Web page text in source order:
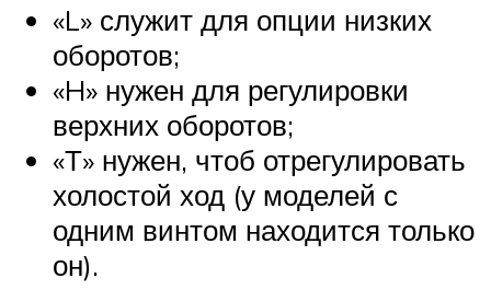
«L» служит для опции низких
оборотов;
«H» нужен для регулировки
верхних оборотов;
«Т» нужен, чтоб отрегулировать
холостой ход (у моделей с
одним винтом находится только
он).